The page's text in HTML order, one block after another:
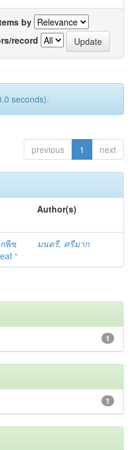
by
record
seconds).
previous 1 next
Author(s)
พืช
“
มนตรี, ศรีมาก
1
1